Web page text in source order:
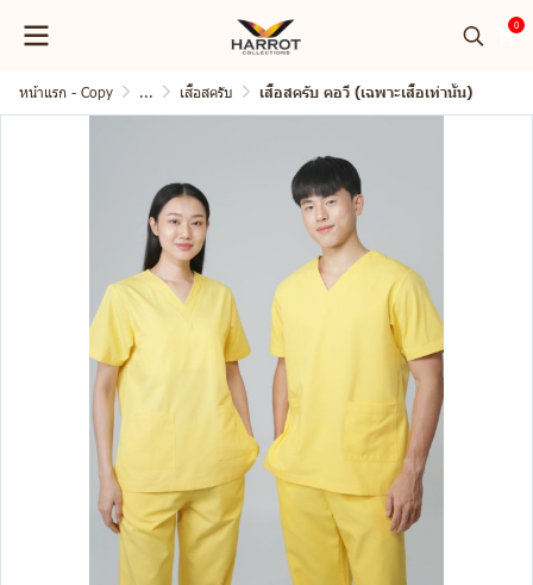
0
หน้าแรก - Copy ... เสื้อสครับ เสื้อสครับ คอวี (เฉพาะเสื้อเท่านั้น)